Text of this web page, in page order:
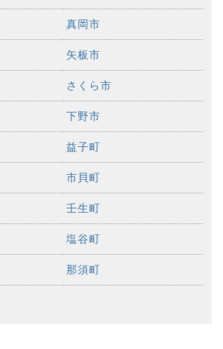
真岡市
矢板市
さくら市
下野市
益子町
市貝町
壬生町
塩谷町
那須町